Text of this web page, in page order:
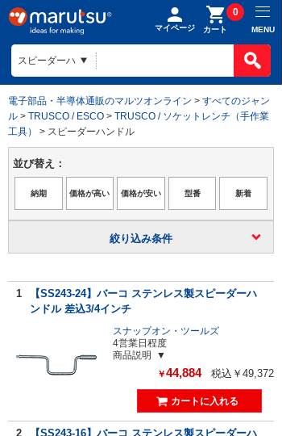
マイページ カート
0
MENU
電子部品・半導体通販のマルツオンライン > すべてのジャン
ル > TRUSCO / ESCO > TRUSCO / ソケットレンチ（手作業
工具）
> スピーダーハンドル
並び替え：
絞り込み条件
1
【SS243-24】バーコ ステンレス製スピーダーハ
ンドル 差込3/4インチ
スナップオン・ツールズ
4営業日程度
商品説明
￥44,884 税込￥49,372
2
【SS243-16】バーコ ステンレス製スピーダーハ